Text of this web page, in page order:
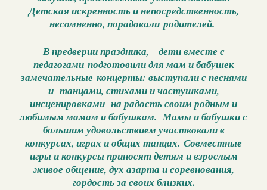
Детская искренность и непосредственность,
несомненно, порадовали родителей.
В предверии праздника, дети вместе с
педагогами подготовили для мам и бабушек
замечательные концерты: выступали с песнями
и танцами, стихами и частушками,
инсценировками на радость своим родным и
любимым мамам и бабушкам. Мамы и бабушки с
большим удовольствием участвовали в
конкурсах, играх и общих танцах. Совместные
игры и конкурсы приносят детям и взрослым
живое общение, дух азарта и соревнования,
гордость за своих близких.